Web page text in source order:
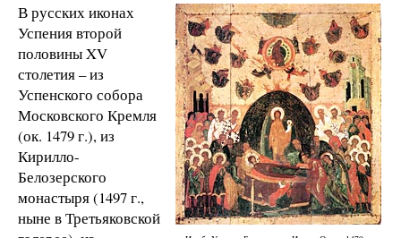
В русских иконах
Успения второй
половины XV
столетия – из
Успенского собора
Московского Кремля
(ок. 1479 г.), из
Кирилло-
Белозерского
монастыря (1497 г.,
ныне в Третьяковской